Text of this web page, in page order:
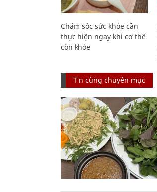
Chăm sóc sức khỏe cần
thực hiện ngay khi cơ thể
còn khỏe
Tin cùng chuyên mục